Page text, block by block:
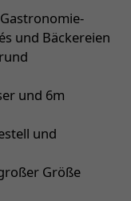
und Bäckereien
und 6m
und
Größe